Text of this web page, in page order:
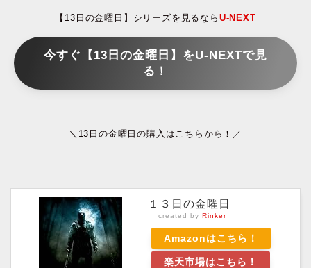
【13日の金曜日】シリーズを見るなら U-NEXT
今すぐ【13日の金曜日】をU-NEXTで見
る！
＼13日の金曜日の購入はこちらから！／
１３日の金曜日
created by Rinker
Amazonはこちら！
楽天市場はこちら！